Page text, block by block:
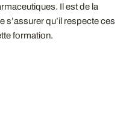
Il est de la
qu’il respecte ces
formation.